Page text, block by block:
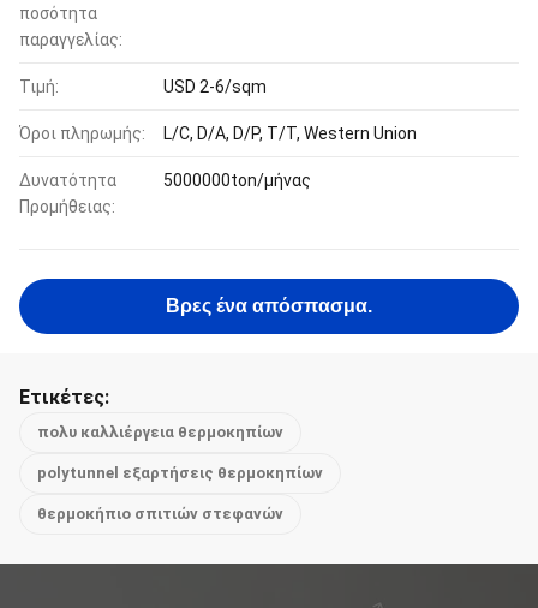
ποσότητα
παραγγελίας:
Τιμή: USD 2-6/sqm
Όροι πληρωμής: L/C, D/A, D/P, T/T, Western Union
Δυνατότητα
Προμήθειας:
5000000ton/μήνας
Βρες ένα απόσπασμα.
Ετικέτες:
πολυ καλλιέργεια θερμοκηπίων
polytunnel εξαρτήσεις θερμοκηπίων
θερμοκήπιο σπιτιών στεφανών